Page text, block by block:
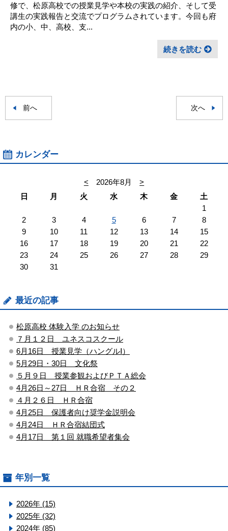
修で、松原高校での授業見学や本校の実践の紹介、そして受
講生の実践報告と交流でプログラムされています。今回も府
内の小、中、高校、支...
続きを読む
前へ 次へ
カレンダー
< 2026年8月
>
日
月 火 水 木 金
土
1
2
3 4 5 6 7
8
9
10 11 12 13 14
15
16
17 18 19 20 21
22
23
24 25 26 27 28
29
30
31
最近の記事
松原高校 体験入学 のお知らせ
７月１２日 ユネスコスクール
6月16日 授業見学（ハングルⅠ）
5月29日・30日 文化祭
５月９日 授業参観およびＰＴＡ総会
4月26日～27日 ＨＲ合宿 その２
４月２６日 ＨＲ合宿
4月25日 保護者向け奨学金説明会
4月24日 ＨＲ合宿結団式
4月17日 第１回 就職希望者集会
年別一覧
2026年 (15)
2025年 (32)
2024年 (85)